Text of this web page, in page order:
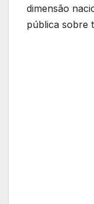
dimensão
pública sobre